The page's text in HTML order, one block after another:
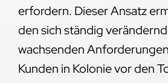
erfordern. Dieser Ansatz
den sich ständig
wachsenden
Kunden in Kolonie vor den